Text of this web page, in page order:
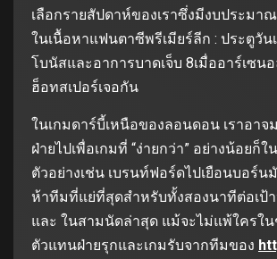
เลือกรายสัปดาห์ของเราซึ่งมีงบประมา
ในเนื้อหาแฟนตาซีพรีเมียร์ลีก : ประตูวัน
โบนัสและอาการบาดเจ็บ 8เมื่ออาร์เซน
ฮ็อทสเปอร์เจอกัน
ในเกมดาร์บี้เหนือของลอนดอน เราอาจ
ฝ่ายไปเพื่อเกมที่ “ง่ายกว่า” อย่างน้อยก็ใ
ตัวอย่างเช่น เบรนท์ฟอร์ดไปเยือนบอร์น
ห้าทีมที่แย่ที่สุดสำหรับทั้งสองนาทีต่อเป้
และ ในสามนัดล่าสุด แม้จะไม่แพ้ใครใน
ตัวแทนฝ่ายรุกและเกมรับจากทีมของ